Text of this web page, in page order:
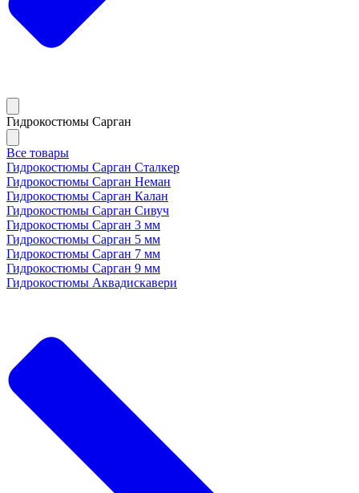
Гидрокостюмы Сарган
Все товары
Гидрокостюмы Сарган Сталкер
Гидрокостюмы Сарган Неман
Гидрокостюмы Сарган Калан
Гидрокостюмы Сарган Сивуч
Гидрокостюмы Сарган 3 мм
Гидрокостюмы Сарган 5 мм
Гидрокостюмы Сарган 7 мм
Гидрокостюмы Сарган 9 мм
Гидрокостюмы Аквадискавери